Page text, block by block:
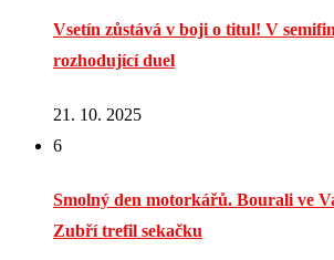
Vsetín zůstává v boji o titul! V
rozhodující duel
21. 10. 2025
6
Smolný den motorkářů. Bourali ve
Zubří trefil sekačku